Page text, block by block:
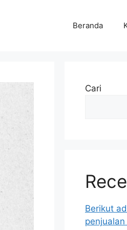
Beranda
Cari
Berikut